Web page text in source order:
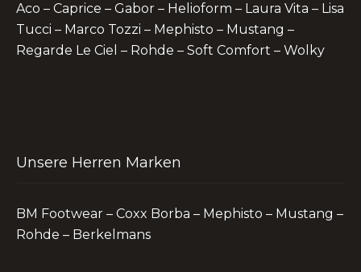
Aco – Caprice – Gabor – Helioform – Laura Vita – Lisa
Tucci – Marco Tozzi – Mephisto – Mustang –
Regarde Le Ciel – Rohde – Soft Comfort – Wolky
Unsere Herren Marken
BM Footwear – Coxx Borba – Mephisto – Mustang –
Rohde – Berkelmans